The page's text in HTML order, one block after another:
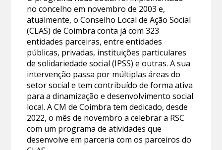
no concelho em novembro de 2003 e,
atualmente, o Conselho Local de Ação Social
(CLAS) de Coimbra conta já com 323
entidades parceiras, entre entidades
públicas, privadas, instituições particulares
de solidariedade social (IPSS) e outras. A sua
intervenção passa por múltiplas áreas do
setor social e tem contribuído de forma ativa
para a dinamização e desenvolvimento social
local. A CM de Coimbra tem dedicado, desde
2022, o mês de novembro a celebrar a RSC
com um programa de atividades que
desenvolve em parceria com os parceiros do